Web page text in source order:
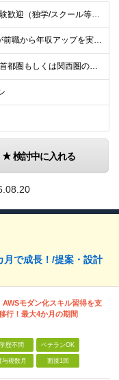
◆学歴不問 ◆実務未経験歓迎（独学/スクール等でスキルを学んだ方もOK） ＼こんな方にオススメ！／ ・将来のキャリアの選択肢を広げたい ・エンジニアの声を尊重する会社で働きたい ・スキルの幅を広げた
＜中途入社の約100％が前職から年収アップを実現！＞ ■賞与2回あり（正社員のみ） ■残業代は別途全額支給します 月給24万～60万円＋各種手当 ＜その他インセンティブ（正社員のみ）＞ ■紹介によ
★リモート勤務相談可 首都圏もしくは関西圏の各プロジェクト先での勤務となります。 ◆東京営業所 東京都千代田区神田美土代町9-1 JRE神田小川町ビル4F ◆大阪営業所 大阪府大阪市中央区高麗橋4
検討中に入れる
月で成長！/提案・設計
AWSモダン化スキル習得を支
行！最大4か月の期間
学歴不問 ベテランOK
与複数月 面接1回